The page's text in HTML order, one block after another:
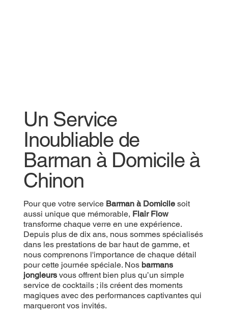
Un Service
Inoubliable de
Barman à Domicile à
Chinon
Pour que votre service Barman à Domicilesoit
aussi unique que mémorable, Flair Flow
transforme chaque verre en une expérience.
Depuis plus de dix ans, nous sommes spécialisés
dans les prestations de bar haut de gamme, et
nous comprenons l'importance de chaque détail
pour cette journée spéciale. Nos barmans
jongleursvous offrent bien plus qu’un simple
service de cocktails ; ils créent des moments
magiques avec des performances captivantes qui
marqueront vos invités.